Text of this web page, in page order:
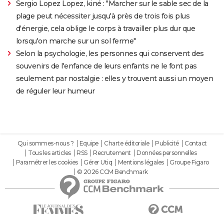
Sergio Lopez Lopez, kiné : "Marcher sur le sable sec de la
plage peut nécessiter jusqu'à près de trois fois plus
d'énergie, cela oblige le corps à travailler plus dur que
lorsqu'on marche sur un sol ferme"
Selon la psychologie, les personnes qui conservent des
souvenirs de l'enfance de leurs enfants ne le font pas
seulement par nostalgie : elles y trouvent aussi un moyen
de réguler leur humeur
Qui sommes-nous ? Equipe Charte éditoriale Publicité
Contact
Tous les articles
RSS Recrutement
Données personnelles
Paramétrer les cookies
Gérer Utiq Mentions légales
Groupe Figaro
© 2026 CCM Benchmark